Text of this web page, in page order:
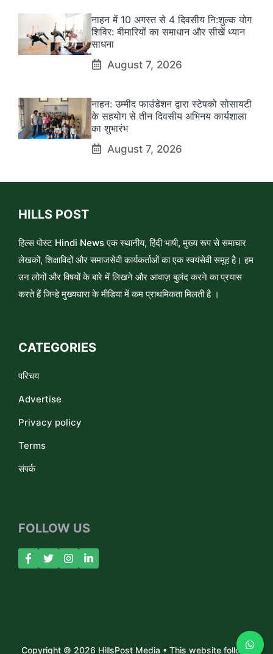
नाहन में 10 अगस्त से 4 दिवसीय नि:शुल्क योग
शिविर: बीमारियों का समाधान और सीखें ध्यान
साधना
August 7, 2026
नाहन: उम्मीद फाउंडेशन द्वारा स्टेपको सोसायटी
के सहयोग से तीन दिवसीय अभिनय कार्यशाला
का शुभारंभ
August 7, 2026
HILLS POST
हिल्स पोस्ट Hindi News एक स्थानीय, हिंदी भाषी, मुख्य रूप से समाचार
लेखकों, शिक्षाविदों और समाजसेवी कार्यकर्ताओं का एक स्वयंसेवी समूह है। हम
उन लोगों और विषयों के बारे में लिखने और आवाज़ बुलंद करने का प्रयास
करते हैं जिन्हे मुख्यधारा के मीडिया में कम प्राथमिकता मिलती है ।
CATEGORIES
परिचय
Advertise
Privacy policy
Terms
संपर्क
FOLLOW US
Copyright © 2026 HillsPost Media • This website follows